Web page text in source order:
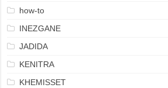
how-to
INEZGANE
JADIDA
KENITRA
KHEMISSET